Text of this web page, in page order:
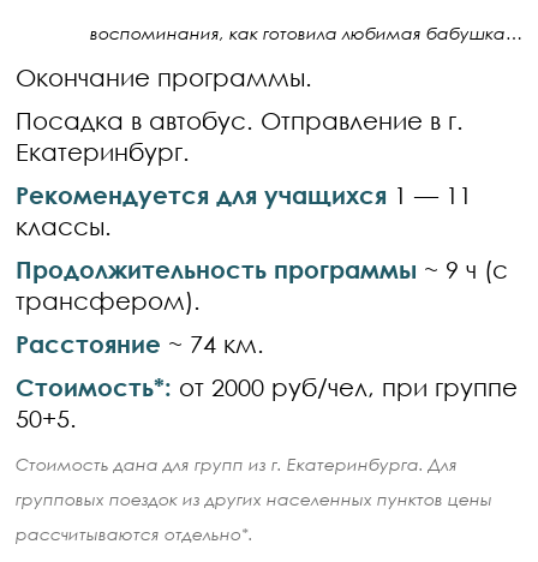
воспоминания, как готовила любимая бабушка…
Окончание программы.
Посадка в автобус. Отправление в г.
Екатеринбург.
Рекомендуется для учащихся 1 — 11
классы.
Продолжительность программы ~ 9 ч (с
трансфером).
Расстояние ~ 74 км.
Стоимость*: от 2000 руб/чел, при группе
50+5.
Стоимость дана для групп из г. Екатеринбурга. Для
групповых поездок из других населенных пунктов цены
рассчитываются отдельно*.